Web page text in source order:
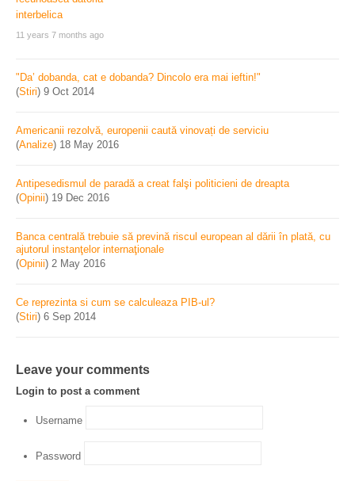
11 years 7 months ago
"Da’ dobanda, cat e dobanda? Dincolo era mai ieftin!"
(Stiri) 9 Oct 2014
Americanii rezolvă, europenii caută vinovați de serviciu
(Analize) 18 May 2016
Antipesedismul de paradă a creat falşi politicieni de dreapta
(Opinii) 19 Dec 2016
Banca centrală trebuie să prevină riscul european al dării în plată, cu
ajutorul instanţelor internaţionale
(Opinii) 2 May 2016
Ce reprezinta si cum se calculeaza PIB-ul?
(Stiri) 6 Sep 2014
Leave your comments
Login to post a comment
Username
Password